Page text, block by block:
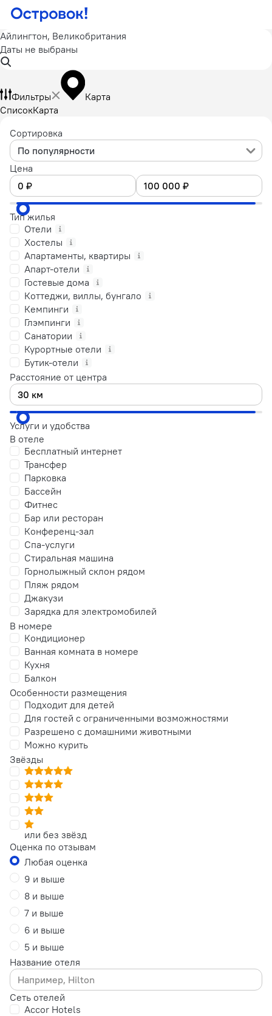
Айлингтон, Великобритания
Даты не выбраны
Фильтры
Карта
СписокКарта
Сортировка
По популярности
Цена
Тип жилья
Отели
Хостелы
Апартаменты, квартиры
Апарт-отели
Гостевые дома
Коттеджи, виллы, бунгало
Кемпинги
Глэмпинги
Санатории
Курортные отели
Бутик-отели
Расстояние от центра
Услуги и удобства
В отеле
Бесплатный интернет
Трансфер
Парковка
Бассейн
Фитнес
Бар или ресторан
Конференц-зал
Спа-услуги
Стиральная машина
Горнолыжный склон рядом
Пляж рядом
Джакузи
Зарядка для электромобилей
В номере
Кондиционер
Ванная комната в номере
Кухня
Балкон
Особенности размещения
Подходит для детей
Для гостей с ограниченными возможностями
Разрешено с домашними животными
Можно курить
Звёзды
или без звёзд
Оценка по отзывам
Любая оценка
9 и выше
8 и выше
7 и выше
6 и выше
5 и выше
Название отеля
Сеть отелей
Accor Hotels